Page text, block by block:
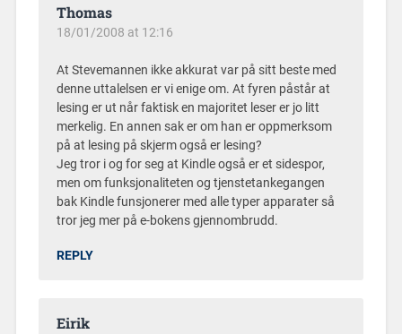
Thomas
18/01/2008 at 12:16
At Stevemannen ikke akkurat var på sitt beste med
denne uttalelsen er vi enige om. At fyren påstår at
lesing er ut når faktisk en majoritet leser er jo litt
merkelig. En annen sak er om han er oppmerksom
på at lesing på skjerm også er lesing?
Jeg tror i og for seg at Kindle også er et sidespor,
men om funksjonaliteten og tjenstetankegangen
bak Kindle funsjonerer med alle typer apparater så
tror jeg mer på e-bokens gjennombrudd.
REPLY
Eirik